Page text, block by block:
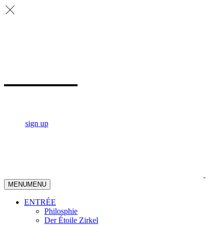
sign up
MENUMENU
ENTRÉE
Philosphie
Der Étoile Zirkel